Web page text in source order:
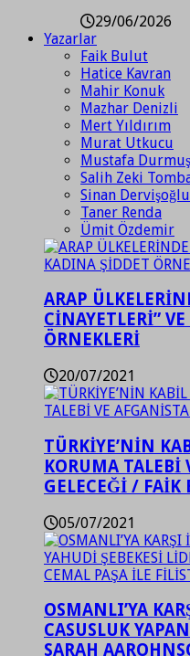
29/06/2026
Yazarlar
Faik Bulut
Hatice Kavran
Mahir Konuk
Mazhar Denizli
Mert Yıldırım
Murat Utkucu
Mustafa Durmuş
Salih Zeki
Sinan Dervişoğlu
Taner Renda
Ümit Özdemir
ARAP
CİNAYETLERİ”
ÖRNEKLERİ
20/07/2021
TÜRKİYE’NİN
KORUMA TALEBİ
GELECEĞİ / FAİK
05/07/2021
OSMANLI’YA
CASUSLUK
SARAH